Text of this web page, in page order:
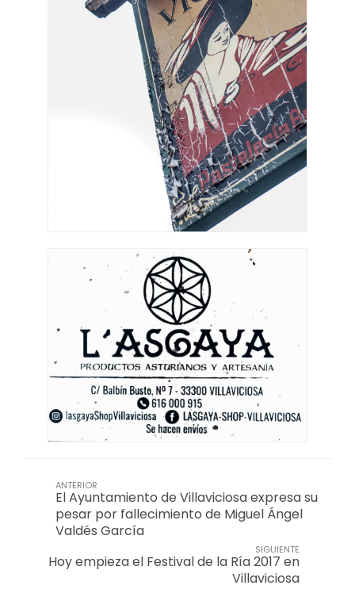
ANTERIOR
El Ayuntamiento de Villaviciosa expresa su
pesar por fallecimiento de Miguel Ángel
Valdés García
SIGUIENTE
Hoy empieza el Festival de la Ría 2017 en
Villaviciosa